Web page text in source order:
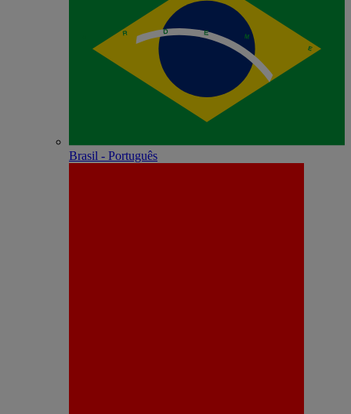
Brasil - Português